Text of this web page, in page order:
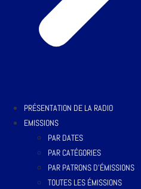
PRÉSENTATION DE LA RADIO
EMISSIONS
PAR DATES
PAR CATÉGORIES
PAR PATRONS D’ÉMISSIONS
TOUTES LES ÉMISSIONS